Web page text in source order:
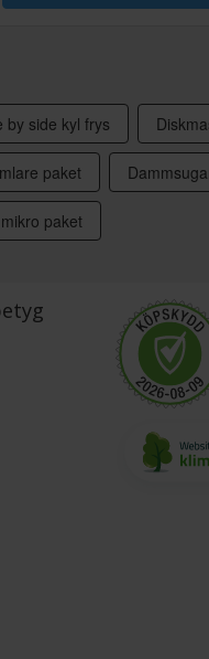
by side kyl frys
paket
paket